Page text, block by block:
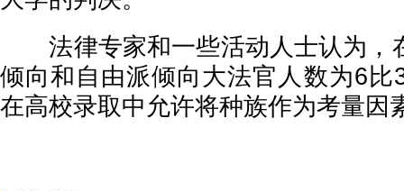
法律专家和一些活动人士认为，
倾向和自由派倾向大法官人数为6比
在高校录取中允许将种族作为考量因